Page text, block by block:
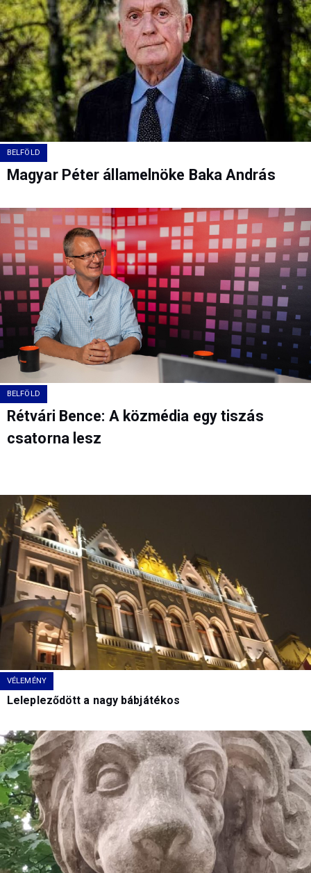
BELFÖLD
Magyar Péter államelnöke Baka András
BELFÖLD
Rétvári Bence: A közmédia egy tiszás
csatorna lesz
VÉLEMÉNY
Lelepleződött a nagy bábjátékos